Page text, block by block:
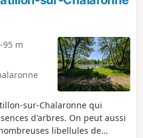
-95 m
sur-Chalaronne qui
d'arbres. On peut aussi
libellules de